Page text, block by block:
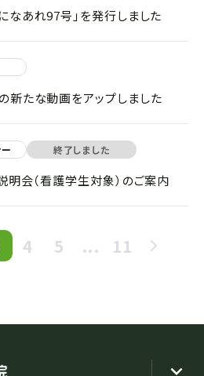
なあれ97号」を発行しました
新たな動画をアップしました
終了しました
会（看護学生対象）のご案内
4 5 ... 11